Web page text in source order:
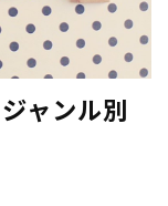
ャンル別